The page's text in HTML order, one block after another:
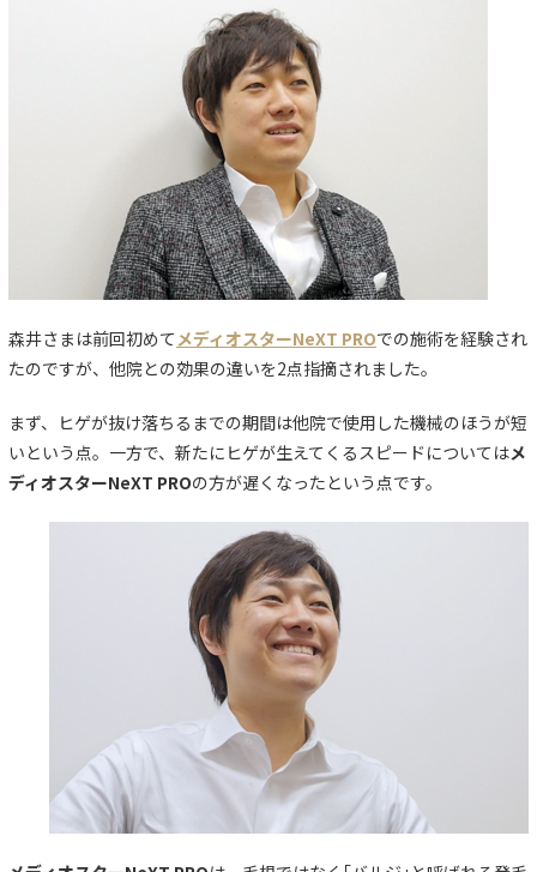
森井さまは前回初めて メディオスターNeXT PROでの施術を経験され
たのですが、他院との効果の違いを2点指摘されました。
まず、ヒゲが抜け落ちるまでの期間は他院で使用した機械のほうが短
いという点。一方で、新たにヒゲが生えてくるスピードについてはメ
ディオスターNeXT PROの方が遅くなったという点です。